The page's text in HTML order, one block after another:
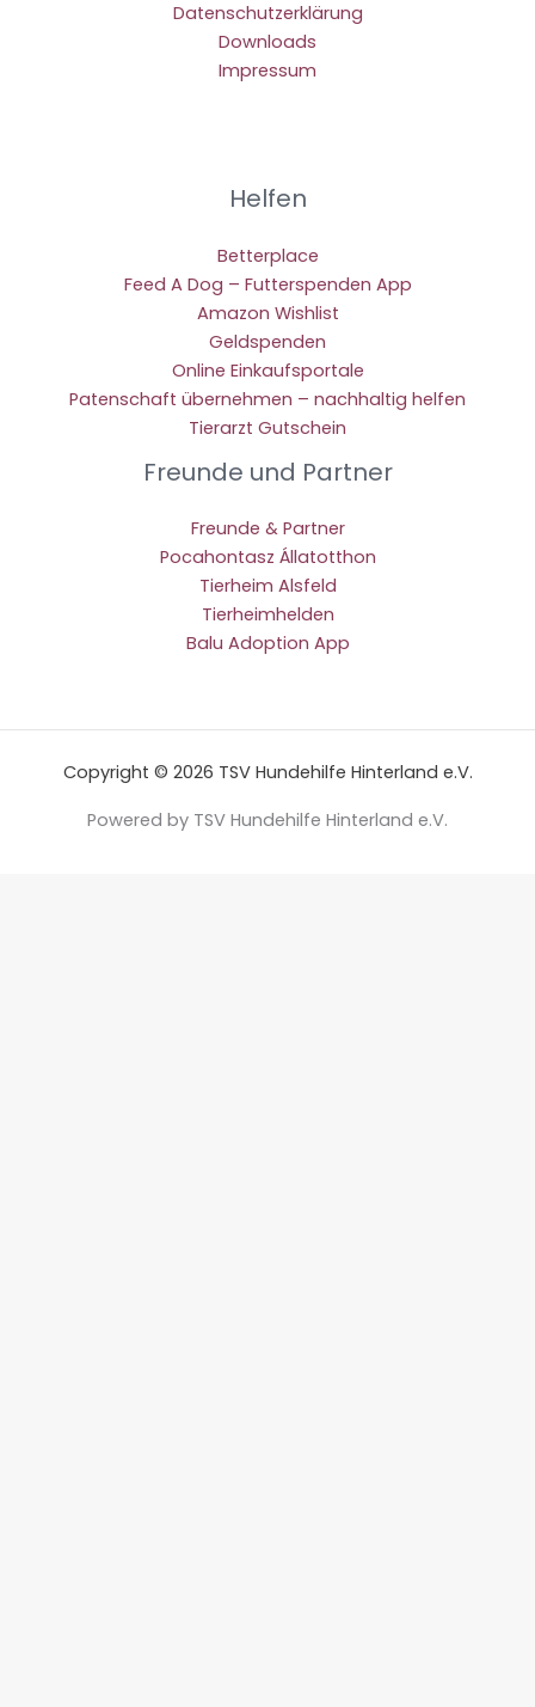
Datenschutzerklärung
Downloads
Impressum
Helfen
Betterplace
Feed A Dog – Futterspenden App
Amazon Wishlist
Geldspenden
Online Einkaufsportale
Patenschaft übernehmen – nachhaltig helfen
Tierarzt Gutschein
Freunde und Partner
Freunde & Partner
Pocahontasz Állatotthon
Tierheim Alsfeld
Tierheimhelden
Balu Adoption App
Copyright © 2026 TSV Hundehilfe Hinterland e.V.
Powered by TSV Hundehilfe Hinterland e.V.